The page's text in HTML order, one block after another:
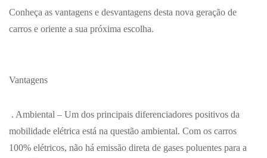
Conheça as vantagens e desvantagens desta nova geração de
carros e oriente a sua próxima escolha.
Vantagens
. Ambiental – Um dos principais diferenciadores positivos da
mobilidade elétrica está na questão ambiental. Com os carros
100% elétricos, não há emissão direta de gases poluentes para a